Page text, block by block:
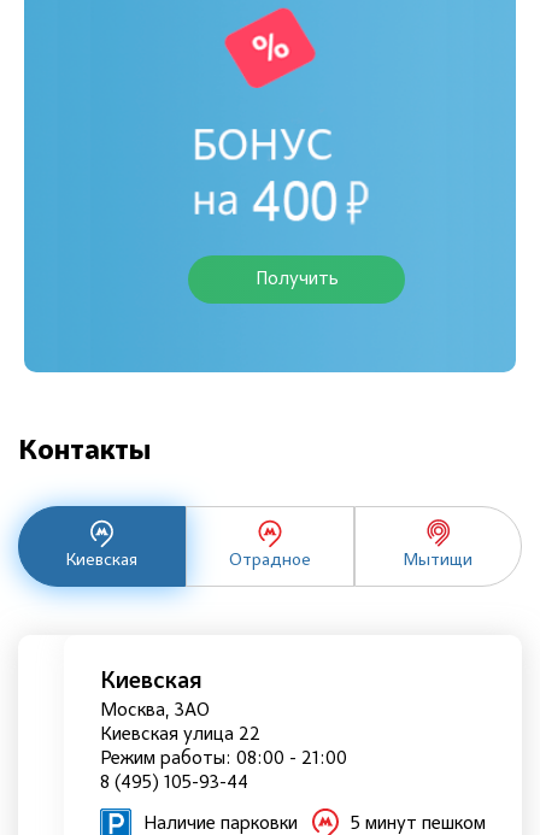
Получить
Контакты
Киевская Отрадное Мытищи
Киевская
Москва, ЗАО
Киевская улица 22
Режим работы: 08:00 - 21:00
8 (495) 105-93-44
Наличие парковки 5 минут пешком